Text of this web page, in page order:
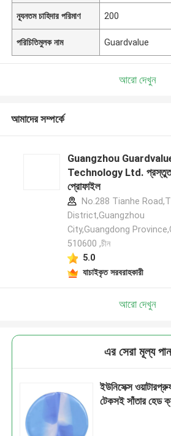
ন্যূনতম চাহিদার পরিমাণ 200
পরিচিতিমুলক নাম Guardvalue
আরো দেখুন
আমাদের সম্পর্কে
Guangzhou
Technology Ltd.
প্রোফাইল
No.288 Tianhe
District,Guangzhou
City,Guangdong
510600 ,চীন
5.0
যাচাইকৃত সরবরাহকারী
আরো দেখুন
এর সেরা মূল্য পান
ইউনিসেক্স
টেকসই সাঁতার হেড